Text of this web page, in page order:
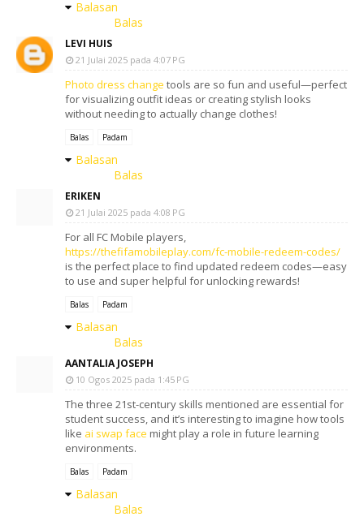
Balasan
Balas
LEVI HUIS
21 Julai 2025 pada 4:07 PG
Photo dress change tools are so fun and useful—perfect
for visualizing outfit ideas or creating stylish looks
without needing to actually change clothes!
Balas Padam
Balasan
Balas
ERIKEN
21 Julai 2025 pada 4:08 PG
For all FC Mobile players,
https://thefifamobileplay.com/fc-mobile-redeem-codes/
is the perfect place to find updated redeem codes—easy
to use and super helpful for unlocking rewards!
Balas Padam
Balasan
Balas
AANTALIA JOSEPH
10 Ogos 2025 pada 1:45 PG
The three 21st-century skills mentioned are essential for
student success, and it’s interesting to imagine how tools
like ai swap face might play a role in future learning
environments.
Balas Padam
Balasan
Balas